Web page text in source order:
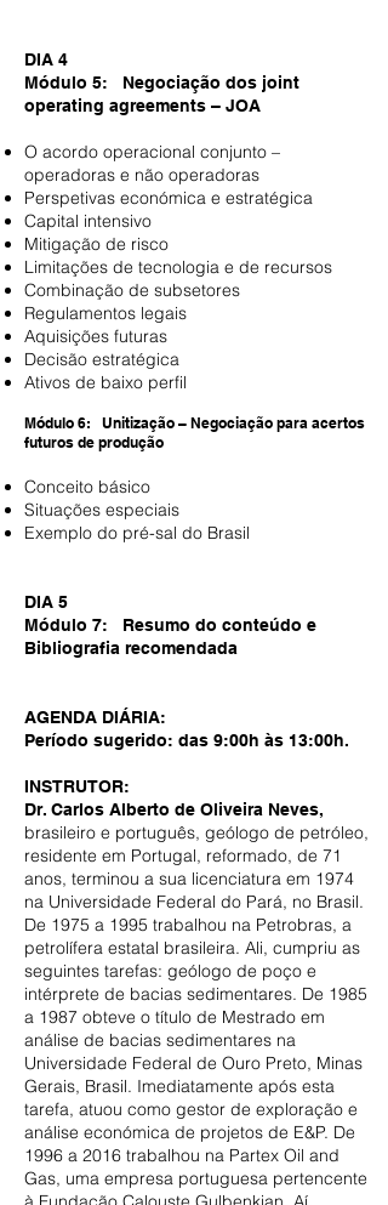
DIA 4​
Módulo 5: Negociação dos joint
operating agreements – JOA
O acordo operacional conjunto –
operadoras e não operadoras
Perspetivas económica e estratégica
Capital intensivo
Mitigação de risco
Limitações de tecnologia e de recursos
Combinação de subsetores
Regulamentos legais
Aquisições futuras
Decisão estratégica
Ativos de baixo perfil
Módulo 6: Unitização – Negociação para acertos
futuros de produção
Conceito básico
Situações especiais
Exemplo do pré-sal do Brasil
DIA 5​
Módulo 7: Resumo do conteúdo e
Bibliografia recomendada
AGENDA DIÁRIA:
Período sugerido: das 9:00h às 13:00h.
INSTRUTOR:
Dr. Carlos Alberto de Oliveira Neves,
brasileiro e português, geólogo de petróleo,
residente em Portugal, reformado, de 71
anos, terminou a sua licenciatura em 1974
na Universidade Federal do Pará, no Brasil.
De 1975 a 1995 trabalhou na Petrobras, a
petrolífera estatal brasileira. Ali, cumpriu as
seguintes tarefas: geólogo de poço e
intérprete de bacias sedimentares. De 1985
a 1987 obteve o título de Mestrado em
análise de bacias sedimentares na
Universidade Federal de Ouro Preto, Minas
Gerais, Brasil. Imediatamente após esta
tarefa, atuou como gestor de exploração e
análise económica de projetos de E&P. De
1996 a 2016 trabalhou na Partex Oil and
Gas, uma empresa portuguesa pertencente